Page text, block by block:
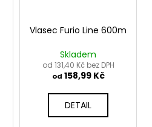
Vlasec Furio Line 600m
Skladem
od 131,40 Kč bez DPH
od 158,99 Kč
DETAIL